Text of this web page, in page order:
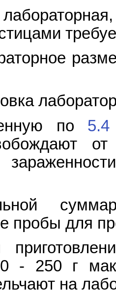
по 5.4
пробы для
- 250 г
на